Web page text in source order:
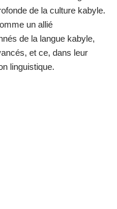
de la culture kabyle.
un allié
de la langue kabyle,
et ce, dans leur
linguistique.